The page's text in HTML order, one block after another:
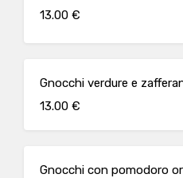
13.00 €
Gnocchi verdure e
13.00 €
Gnocchi con pomodoro